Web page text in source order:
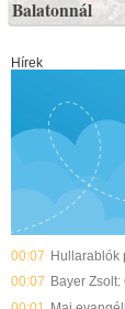
Balatonnál
Hírek
00:07 Hullarablók
00:07 Bayer